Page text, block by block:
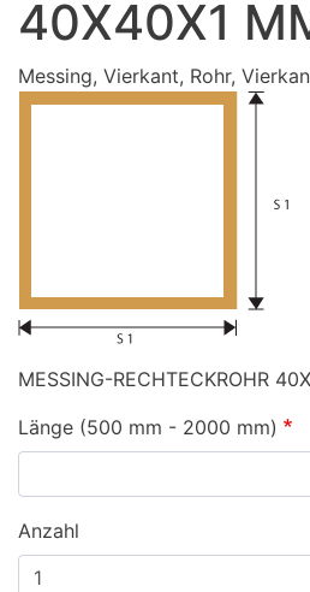
40X40X1
Messing, Vierkant, Rohr,
MESSING-RECHTECKROHR
Länge (500 mm - 2000 mm)
Anzahl